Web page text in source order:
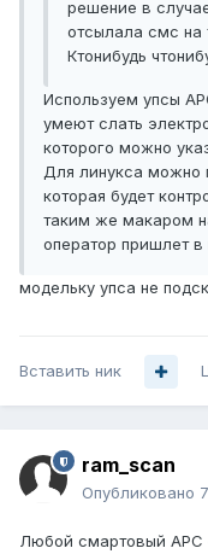
решение в
отсылала смс на
Ктонибудь
Используем упсы
умеют слать
которого можно
Для линукса можно
которая будет
таким же макаром
оператор пришлет
модельку упса не
Вставить ник
ram_scan
Опубликовано
Любой смартовый APC